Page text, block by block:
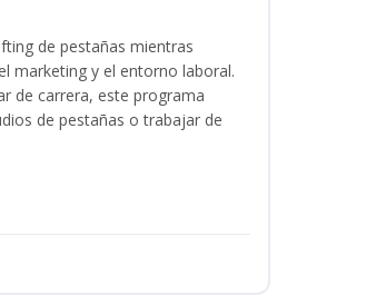
de pestañas mientras
marketing y el entorno laboral.
de carrera, este programa
de pestañas o trabajar de